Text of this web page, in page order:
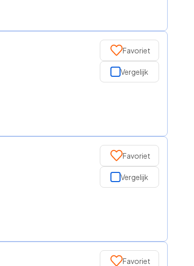
Favoriet
Vergelijk
Favoriet
Vergelijk
Favoriet